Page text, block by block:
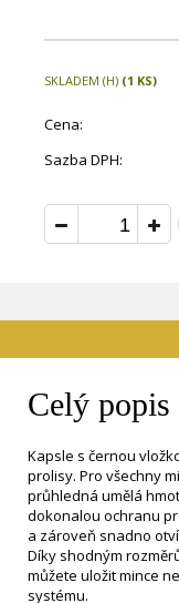
SKLADEM (H) (1 KS)
Cena:
Sazba DPH:
Celý
Kapsle s černou
prolisy. Pro všechny
průhledná umělá
dokonalou ochranu
a zároveň snadno
Díky shodným
můžete uložit mince
systému.